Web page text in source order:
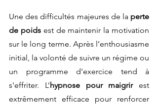
Une des difficultés majeures de la perte
de poids est de maintenir la motivation
sur le long terme. Après l’enthousiasme
initial, la volonté de suivre un régime ou
un programme d'exercice tend à
s'effriter. L’hypnose pour maigrir est
extrêmement efficace pour renforcer